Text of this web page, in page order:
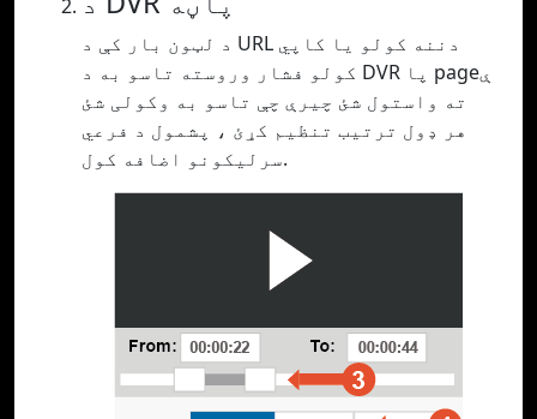
د لټون بار کې د URL دننه کولو یا کاپي
کولو فشار وروسته تاسو به د DVR پا pageې
ته واستول شئ چیرې چې تاسو به وکولی شئ
هر ډول ترتیب تنظیم کړئ ، پشمول د فرعي
سرلیکونو اضافه کول.